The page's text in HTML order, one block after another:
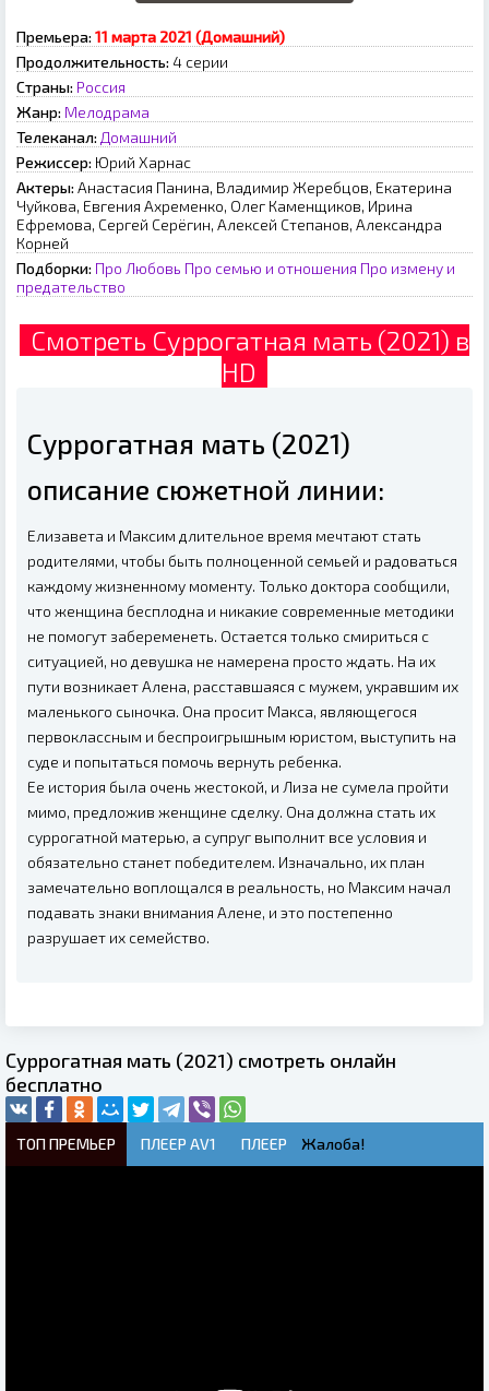
Премьера: 11 марта 2021 (Домашний)
Продолжительность: 4 серии
Страны: Россия
Жанр: Мелодрама
Телеканал: Домашний
Режиссер: Юрий Харнас
Актеры: Анастасия Панина, Владимир Жеребцов, Екатерина
Чуйкова, Евгения Ахременко, Олег Каменщиков, Ирина
Ефремова, Сергей Серёгин, Алексей Степанов, Александра
Корней
Подборки: Про Любовь Про семью и отношения Про измену и
предательство
Смотреть Суррогатная мать (2021) в
HD
Суррогатная мать (2021)
описание сюжетной линии:
Елизавета и Максим длительное время мечтают стать
родителями, чтобы быть полноценной семьей и радоваться
каждому жизненному моменту. Только доктора сообщили,
что женщина бесплодна и никакие современные методики
не помогут забеременеть. Остается только смириться с
ситуацией, но девушка не намерена просто ждать. На их
пути возникает Алена, расставшаяся с мужем, укравшим их
маленького сыночка. Она просит Макса, являющегося
первоклассным и беспроигрышным юристом, выступить на
суде и попытаться помочь вернуть ребенка.
Ее история была очень жестокой, и Лиза не сумела пройти
мимо, предложив женщине сделку. Она должна стать их
суррогатной матерью, а супруг выполнит все условия и
обязательно станет победителем. Изначально, их план
замечательно воплощался в реальность, но Максим начал
подавать знаки внимания Алене, и это постепенно
разрушает их семейство.
Суррогатная мать (2021) смотреть онлайн
бесплатно
ТОП ПРЕМЬЕР ПЛЕЕР AV1 ПЛЕЕР Жалоба!